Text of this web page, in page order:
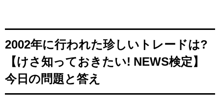
2002年に行われた珍しいトレードは?
【けさ知っておきたい! NEWS検定】
今日の問題と答え